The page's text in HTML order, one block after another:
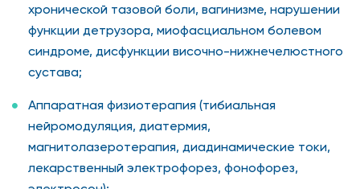
хронической тазовой боли, вагинизме, нарушении
функции детрузора, миофасциальном болевом
синдроме, дисфункции височно-нижнечелюстного
сустава;
Аппаратная физиотерапия (тибиальная
нейромодуляция, диатермия,
магнитолазеротерапия, диадинамические токи,
лекарственный электрофорез, фонофорез,